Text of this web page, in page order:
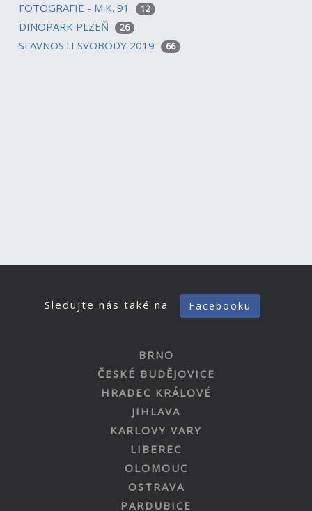
FOTOGRAFIE - M.K. 91 12
DINOPARK PLZEŇ 26
SLAVNOSTI SVOBODY 2019 66
Sledujte nás také na Facebooku
BRNO
ČESKÉ BUDĚJOVICE
HRADEC KRÁLOVÉ
JIHLAVA
KARLOVY VARY
LIBEREC
OLOMOUC
OSTRAVA
PARDUBICE